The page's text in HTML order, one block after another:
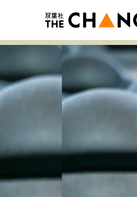
注目
キャリア・働き